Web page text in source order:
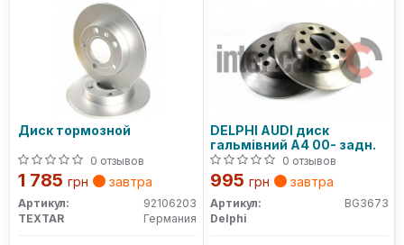
Диск тормозной
0 отзывов
1 785 грн завтра
Артикул:
92106203
TEXTAR
Германия
DELPHI AUDI диск
гальмівний A4 00- задн.
0 отзывов
995 грн завтра
Артикул:
BG3673
Delphi